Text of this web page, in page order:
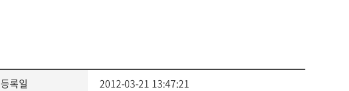
등록일 2012-03-21 13:47:21